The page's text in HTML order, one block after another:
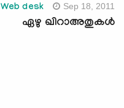
Web desk Sep 18, 2011
ഏഴു ഖിറാഅതുകള്‍